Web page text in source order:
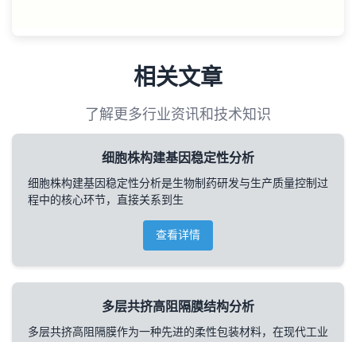
相关文章
了解更多行业资讯和技术知识
细胞株构建基因稳定性分析
细胞株构建基因稳定性分析是生物制药研发与生产质量控制过
程中的核心环节，直接关系到生
查看详情
多层共挤高阻隔膜结构分析
多层共挤高阻隔膜作为一种先进的柔性包装材料，在现代工业